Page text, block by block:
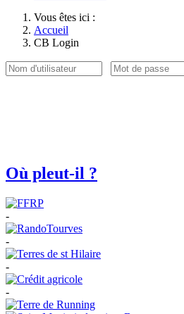
Vous êtes ici :
Accueil
CB Login
Où pleut-il ?
-
-
-
-